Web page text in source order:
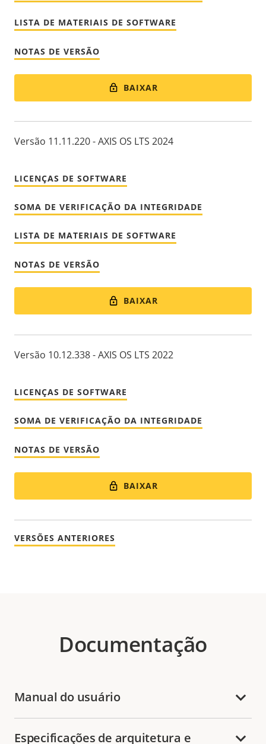
LISTA DE MATERIAIS DE SOFTWARE
NOTAS DE VERSÃO
BAIXAR
Versão 11.11.220 - AXIS OS LTS 2024
LICENÇAS DE SOFTWARE
SOMA DE VERIFICAÇÃO DA INTEGRIDADE
LISTA DE MATERIAIS DE SOFTWARE
NOTAS DE VERSÃO
BAIXAR
Versão 10.12.338 - AXIS OS LTS 2022
LICENÇAS DE SOFTWARE
SOMA DE VERIFICAÇÃO DA INTEGRIDADE
NOTAS DE VERSÃO
BAIXAR
VERSÕES ANTERIORES
Documentação
Manual do usuário
Especificações de arquitetura e